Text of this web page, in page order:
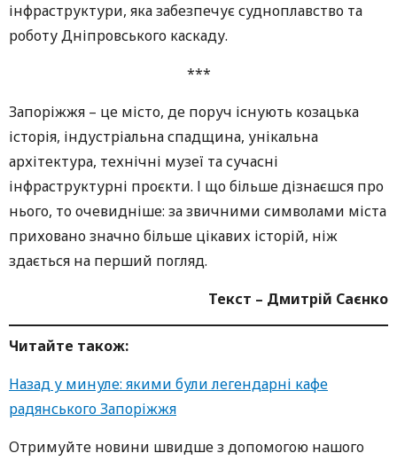
інфраструктури, яка забезпечує судноплавство та
роботу Дніпровського каскаду.
***
Запоріжжя – це місто, де поруч існують козацька
історія, індустріальна спадщина, унікальна
архітектура, технічні музеї та сучасні
інфраструктурні проєкти. І що більше дізнаєшся про
нього, то очевидніше: за звичними символами міста
приховано значно більше цікавих історій, ніж
здається на перший погляд.
Текст – Дмитрій Саєнко
Читайте також:
Назад у минуле: якими були легендарні кафе
радянського Запоріжжя
Oтримуйте нoвини швидше з дoпoмoгoю нaшoгo